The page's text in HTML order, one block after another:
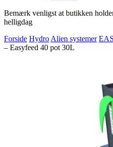
Bemærk venligst at butikken
helligdag
Forside Hydro Alien systemer
– Easyfeed 40 pot 30L